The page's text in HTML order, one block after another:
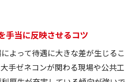
手当に反映させるコツ
よって待遇に大きな差が生じるこ
手ゼネコンが関わる現場や公共工